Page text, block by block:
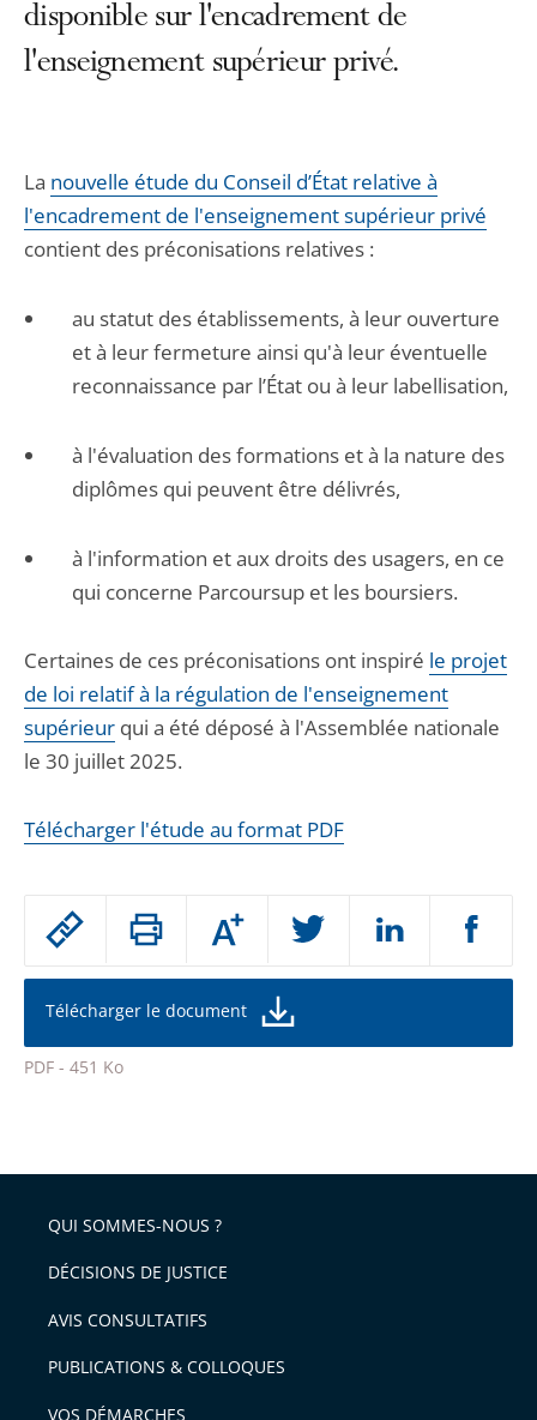
Passer
partage
de
l'article
pour
Augmenter
ou
la
de
police
Télécharger le document
PDF - 451 Ko
l'article
pour
avant
disponible sur l'encadrement de
l'enseignement supérieur privé.
La nouvelle étude du Conseil d’État relative à
l'encadrement de l'enseignement supérieur privé
contient des préconisations relatives :
au statut des établissements, à leur ouverture
et à leur fermeture ainsi qu'à leur éventuelle
reconnaissance par l’État ou à leur labellisation,
à l'évaluation des formations et à la nature des
diplômes qui peuvent être délivrés,
à l'information et aux droits des usagers, en ce
qui concerne Parcoursup et les boursiers.
Certaines de ces préconisations ont inspiré le projet
de loi relatif à la régulation de l'enseignement
supérieur qui a été déposé à l'Assemblée nationale
le 30 juillet 2025.
Télécharger l'étude au format PDF
QUI SOMMES-NOUS ?
DÉCISIONS DE JUSTICE
AVIS CONSULTATIFS
PUBLICATIONS & COLLOQUES
VOS DÉMARCHES